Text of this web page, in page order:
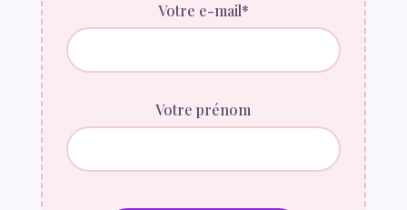
Votre e-mail*
Votre prénom